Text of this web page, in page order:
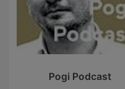
Pogi Podcast